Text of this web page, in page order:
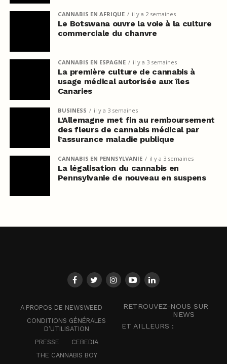
CANNABIS EN AFRIQUE il y a 2 semaines
Le Botswana ouvre la voie à la culture
commerciale du chanvre
CANNABIS EN ESPAGNE il y a 3 semaines
La première culture de cannabis à
usage médical autorisée aux îles
Canaries
BUSINESS il y a 3 semaines
L’Allemagne met fin au remboursement
des fleurs de cannabis médical par
l’assurance maladie publique
CANNABIS EN PENNSYLVANIE il y a 3 semaines
La légalisation du cannabis en
Pennsylvanie de nouveau en suspens
A PROPOS DE NEWSWEED
CONDITIONS GÉNÉRALES
D’UTILISATION
PRESSE
CEBEDIA
THE CANNABIS BOY
RETROUVEZ-NOUS SUR
NEWS
ET AILLEURS :